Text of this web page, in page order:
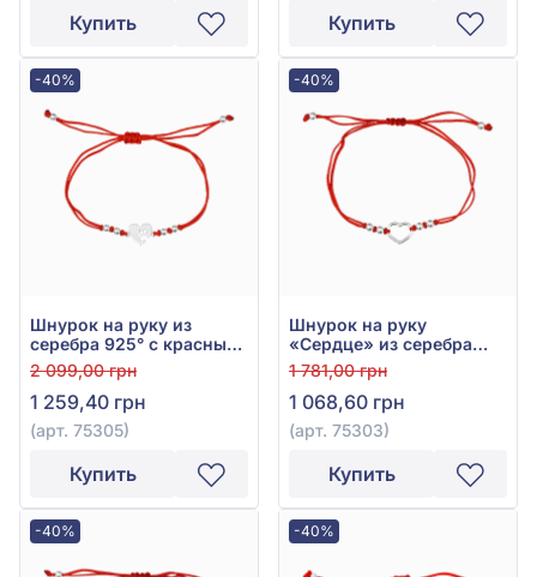
Купить Купить
-40%
Шнурок на руку из
серебра 925° с красным
текстилем, арт. 75305
2 099,00 грн
1 259,40 грн
(арт. 75305)
Купить
-40%
Шнурок на руку
«Сердце» из серебра
925° с красным
текстилем, арт. 75303
1 781,00 грн
1 068,60 грн
(арт. 75303)
Купить
-40% -40%